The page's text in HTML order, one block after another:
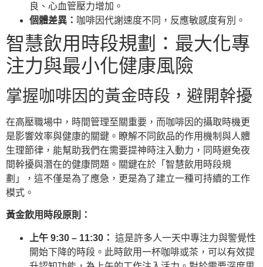
良、心血管壓力增加。
個體差異： 咖啡因代謝速度不同，反應敏感度有別。
智慧飲用時段規劃：最大化專
注力與最小化健康風險
掌握咖啡因的黃金時段，避開幹擾
在高壓職場中，時間管理至關重要，而咖啡因的攝取時機更
是影響效率與健康的關鍵。瞭解不同飲品的作用機制與人體
生理節律，能幫助我們在需要提神時注入動力，同時避免夜
間幹擾與潛在的健康問題。關鍵在於「智慧飲用時段規
劃」，這不僅是為了應急，更是為了建立一種可持續的工作
模式。
黃金飲用時段原則：
上午 9:30 – 11:30： 這是許多人一天中專注力與警覺性
開始下降的時段。此時飲用一杯咖啡或茶，可以有效提